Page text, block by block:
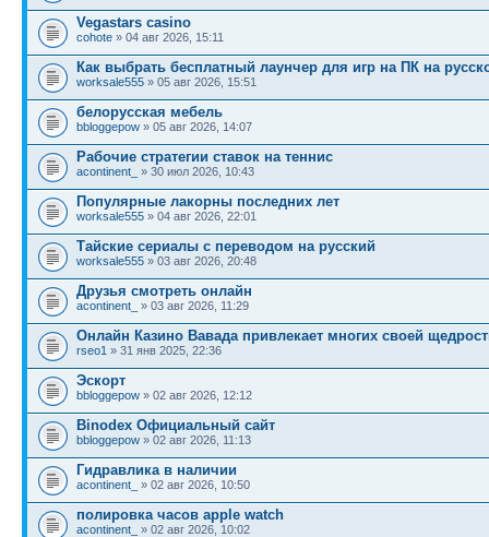
Vegastars casino
cohote » 04 авг 2026, 15:11
Как выбрать бесплатный лаунчер для игр на ПК на
worksale555 » 05 авг 2026, 15:51
белорусская мебель
bbloggepow » 05 авг 2026, 14:07
Рабочие стратегии ставок на теннис
acontinent_ » 30 июл 2026, 10:43
Популярные лакорны последних лет
worksale555 » 04 авг 2026, 22:01
Тайские сериалы с переводом на русский
worksale555 » 03 авг 2026, 20:48
Друзья смотреть онлайн
acontinent_ » 03 авг 2026, 11:29
Онлайн Казино Вавада привлекает многих своей
rseo1 » 31 янв 2025, 22:36
Эскорт
bbloggepow » 02 авг 2026, 12:12
Binodex Официальный сайт
bbloggepow » 02 авг 2026, 11:13
Гидравлика в наличии
acontinent_ » 02 авг 2026, 10:50
полировка часов apple watch
acontinent_ » 02 авг 2026, 10:02